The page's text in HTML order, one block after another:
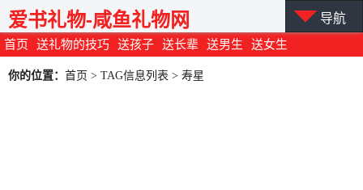
首页 送礼物的技巧 送孩子 送长辈 送男生 送女生
爱书礼物-咸鱼礼物网 导航
你的位置： 首页 > TAG信息列表 > 寿星